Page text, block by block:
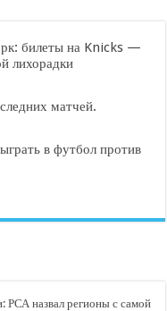
билеты на Knicks —
лихорадки
матчей.
в футбол против
РСА назвал регионы с самой